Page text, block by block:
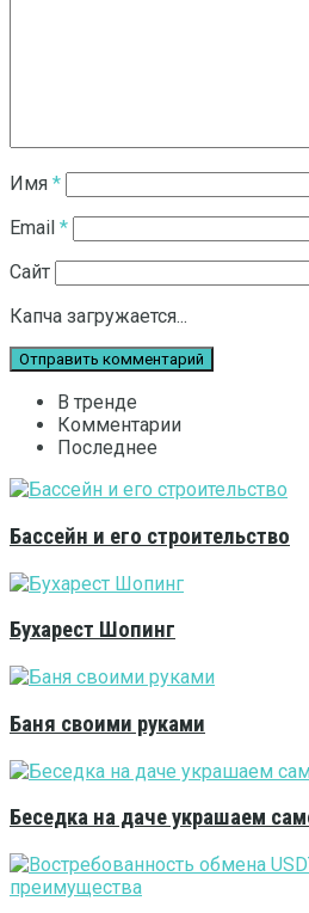
Имя *
Email *
Сайт
Капча загружается...
В тренде
Комментарии
Последнее
Бассейн и его строительство
Бухарест Шопинг
Баня своими руками
Беседка на даче украшаем